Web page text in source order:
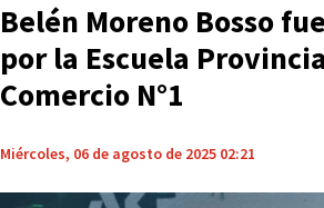
Belén Moreno Bosso
por la Escuela
Comercio N°1
Miércoles, 06 de agosto de 2025 02:21